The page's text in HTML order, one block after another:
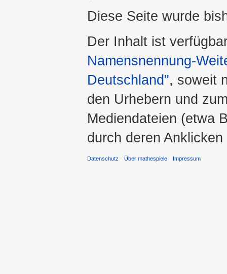
Diese Seite wurde
Der Inhalt ist
Namensnennung-
Deutschland", soweit
den Urhebern und
Mediendateien (etwa
durch deren
Datenschutz Über mathespiele Impressum